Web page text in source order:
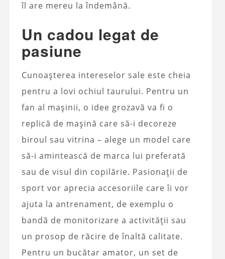
îl are mereu la îndemână.
Un cadou legat de
pasiune
Cunoașterea intereselor sale este cheia
pentru a lovi ochiul taurului. Pentru un
fan al mașinii, o idee grozavă va fi o
replică de mașină care să-i decoreze
biroul sau vitrina – alege un model care
să-i amintească de marca lui preferată
sau de visul din copilărie. Pasionații de
sport vor aprecia accesoriile care îi vor
ajuta la antrenament, de exemplu o
bandă de monitorizare a activității sau
un prosop de răcire de înaltă calitate.
Pentru un bucătar amator, un set de